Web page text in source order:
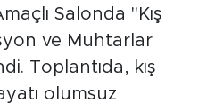
Salonda "Kış
ve Muhtarlar
Toplantıda, kış
olumsuz